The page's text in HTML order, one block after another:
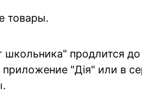
товары.
продлится до
"Дія" или в